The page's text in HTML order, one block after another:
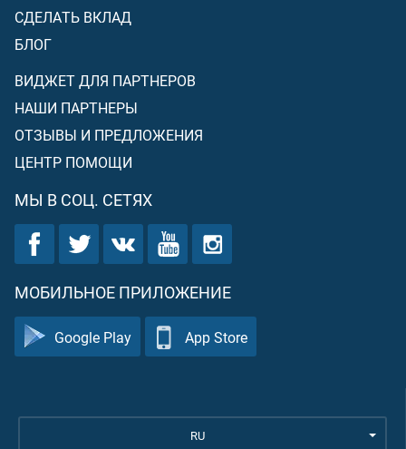
СДЕЛАТЬ ВКЛАД
БЛОГ
ВИДЖЕТ ДЛЯ ПАРТНЕРОВ
НАШИ ПАРТНЕРЫ
ОТЗЫВЫ И ПРЕДЛОЖЕНИЯ
ЦЕНТР ПОМОЩИ
МЫ В СОЦ. СЕТЯХ
МОБИЛЬНОЕ ПРИЛОЖЕНИЕ
Google Play App Store
RU